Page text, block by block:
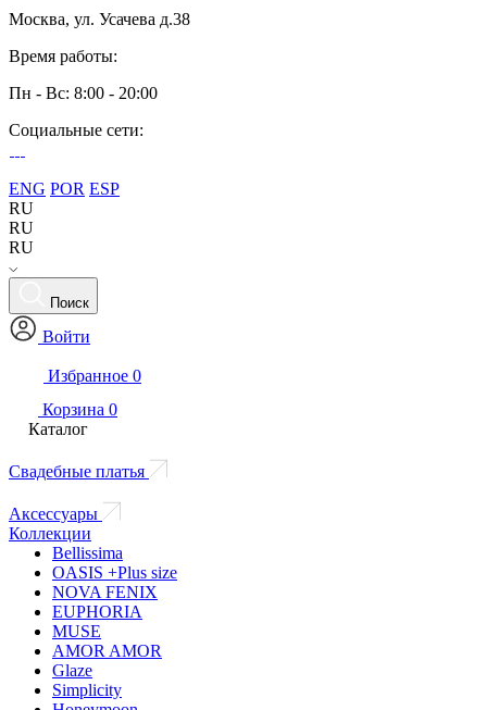
Москва, ул. Усачева д.38
Время работы:
Пн - Вс: 8:00 - 20:00
Социальные сети:
ENG POR ESP
RU
RU
RU
Поиск
Войти
Избранное 0
Корзина 0
Каталог
Свадебные платья
Аксессуары
Коллекции
Bellissima
OASIS +Plus size
NOVA FENIX
EUPHORIA
MUSE
AMOR AMOR
Glaze
Simplicity